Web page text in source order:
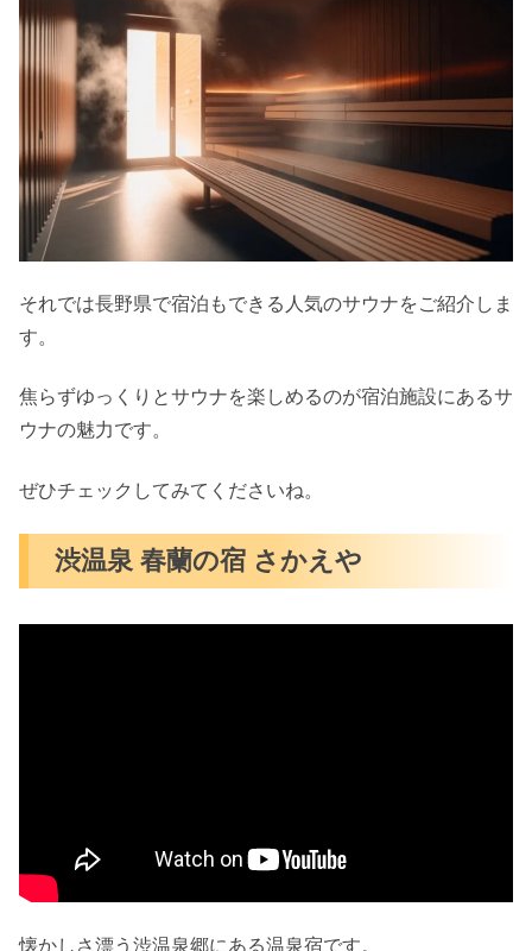
それでは長野県で宿泊もできる人気のサウナをご紹介しま
す。
焦らずゆっくりとサウナを楽しめるのが宿泊施設にあるサ
ウナの魅力です。
ぜひチェックしてみてくださいね。
渋温泉 春蘭の宿 さかえや
懐かしさ漂う渋温泉郷にある温泉宿です。